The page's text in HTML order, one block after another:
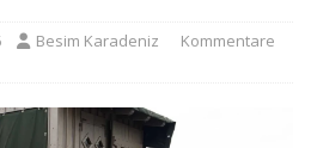
Besim Karadeniz
Kommentare